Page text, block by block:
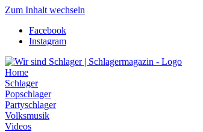
Zum Inhalt wechseln
Facebook
Instagram
Home
Schlager
Popschlager
Partyschlager
Volksmusik
Videos